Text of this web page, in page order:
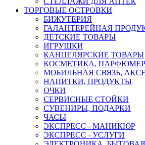
ТОРГОВЫЕ ОСТРОВКИ
БИЖУТЕРИЯ
ГАЛАНТЕРЕЙНАЯ
ДЕТСКИЕ ТОВАРЫ
ИГРУШКИ
КАНЦЕЛЯРСКИЕ ТОВАРЫ
КОСМЕТИКА,
МОБИЛЬНАЯ СВЯЗЬ,
НАПИТКИ, ПРОДУКТЫ
ОЧКИ
СЕРВИСНЫЕ СТОЙКИ
СУВЕНИРЫ, ПОДАРКИ
ЧАСЫ
ЭКСПРЕСС - МАНИКЮР
ЭКСПРЕСС - УСЛУГИ